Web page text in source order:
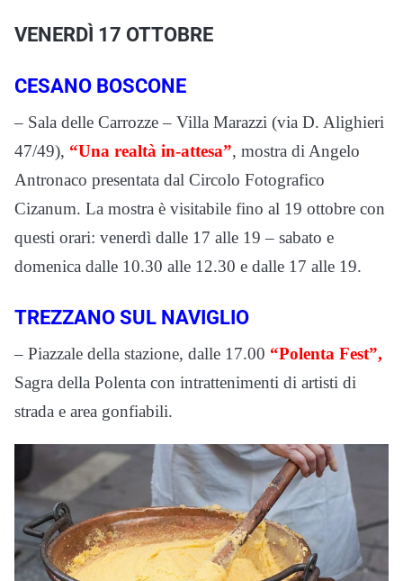
VENERDÌ 17 OTTOBRE
CESANO BOSCONE
– Sala delle Carrozze – Villa Marazzi (via D. Alighieri
47/49), “Una realtà in-attesa”, mostra di Angelo
Antronaco presentata dal Circolo Fotografico
Cizanum. La mostra è visitabile fino al 19 ottobre con
questi orari: venerdì dalle 17 alle 19 – sabato e
domenica dalle 10.30 alle 12.30 e dalle 17 alle 19.
TREZZANO SUL NAVIGLIO
– Piazzale della stazione, dalle 17.00 “Polenta Fest”,
Sagra della Polenta con intrattenimenti di artisti di
strada e area gonfiabili.